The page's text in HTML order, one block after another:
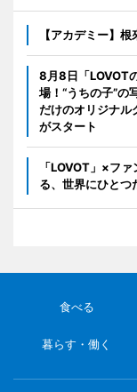
【アカデミー】
8月8日「LOVOT
場！“うちの子”の
だけのオリジナル
がスタート
「LOVOT」×フ
る、世界にひとつ
食べる
暮らす・働く